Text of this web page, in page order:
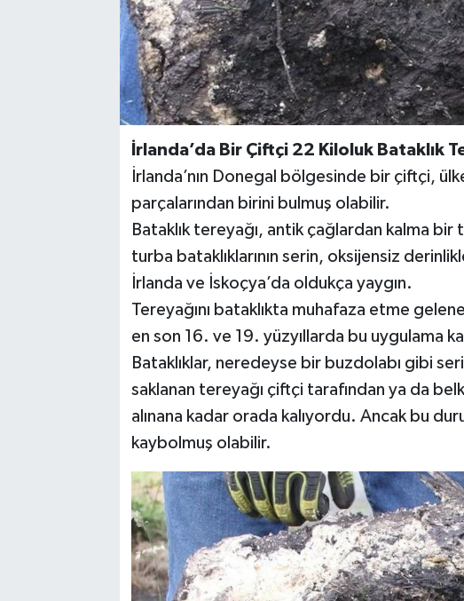
İrlanda’da Bir Çiftçi 22 Kiloluk Bataklık
İrlanda’nın Donegal bölgesinde bir çiftçi,
parçalarından birini bulmuş olabilir.
Bataklık tereyağı, antik çağlardan kalma bir
turba bataklıklarının serin, oksijensiz
İrlanda ve İskoçya’da oldukça yaygın.
Tereyağını bataklıkta muhafaza etme
en son 16. ve 19. yüzyıllarda bu uygulama
Bataklıklar, neredeyse bir buzdolabı gibi
saklanan tereyağı çiftçi tarafından ya da
alınana kadar orada kalıyordu. Ancak bu
kaybolmuş olabilir.